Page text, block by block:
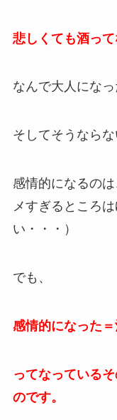
悲しくても酒って
なんで大人にな
そしてそうなら
感情的になるの
メすぎるところ
い・・・）
でも、
感情的になった
ってなっている
のです。